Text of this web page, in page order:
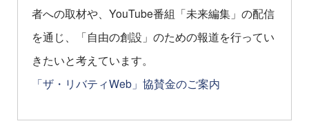
者への取材や、YouTube番組「未来編集」の配信
を通じ、「自由の創設」のための報道を行ってい
きたいと考えています。
「ザ・リバティWeb」協賛金のご案内